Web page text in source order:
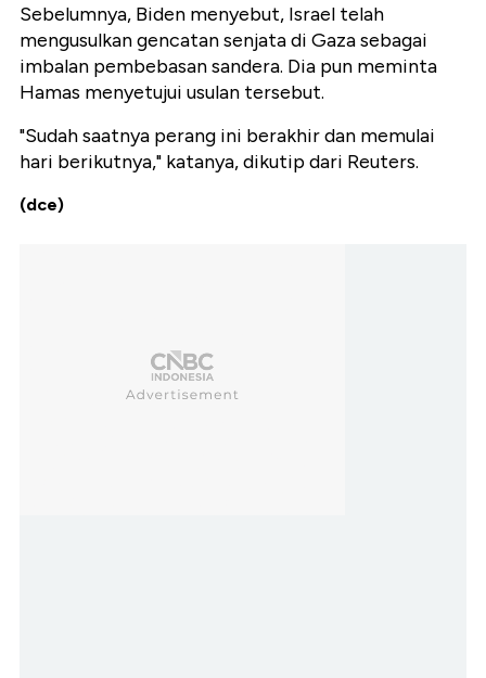
Sebelumnya, Biden menyebut, Israel telah
mengusulkan gencatan senjata di Gaza sebagai
imbalan pembebasan sandera. Dia pun meminta
Hamas menyetujui usulan tersebut.
"Sudah saatnya perang ini berakhir dan memulai
hari berikutnya," katanya, dikutip dari Reuters.
(dce)